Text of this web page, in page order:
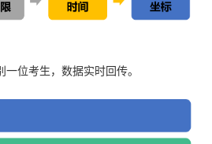
位考生，数据实时回传。